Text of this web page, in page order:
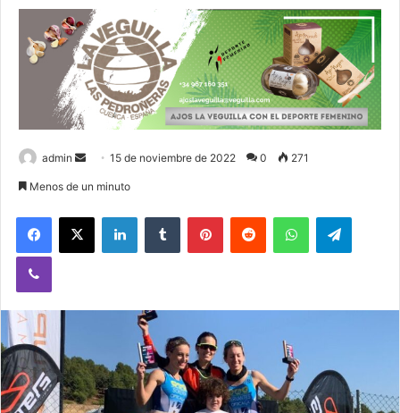
admin
m
l
15 de noviembre de 2022 0 271
Menos de un minuto